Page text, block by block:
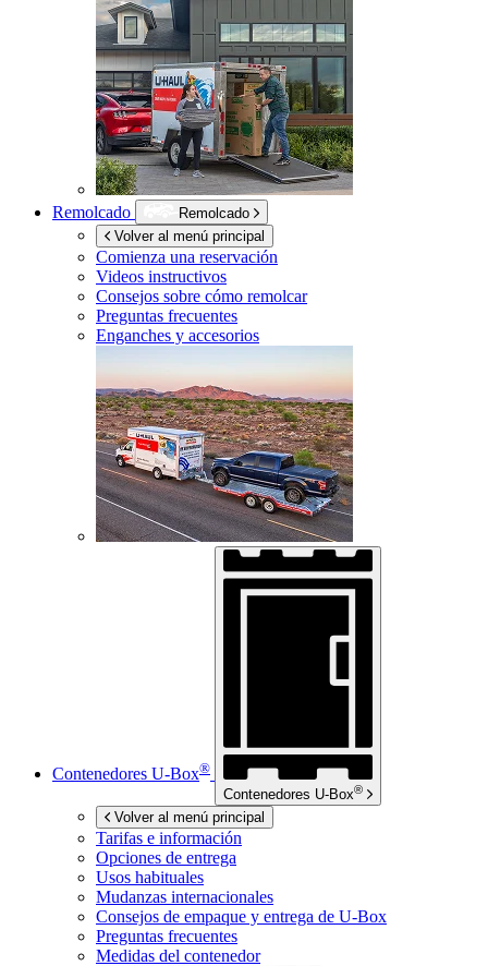
Remolcado
Remolcado
Volver al menú principal
Comienza una reservación
Videos instructivos
Consejos sobre cómo remolcar
Preguntas frecuentes
Enganches y accesorios
Contenedores U-Box®
Contenedores U-Box®
Volver al menú principal
Tarifas e información
Opciones de entrega
Usos habituales
Mudanzas internacionales
Consejos de empaque y entrega de U-Box
Preguntas frecuentes
Medidas del contenedor